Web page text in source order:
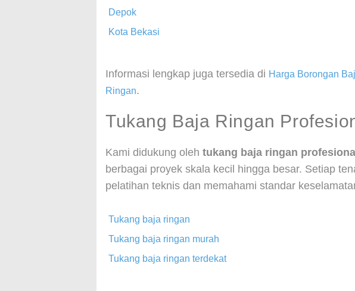
Depok
Kota Bekasi
Informasi lengkap juga tersedia di Harga Borongan
Ringan.
Tukang Baja Ringan
Kami didukung oleh tukang baja ringan profesional
berbagai proyek skala kecil hingga besar. Setiap
pelatihan teknis dan memahami standar
Tukang baja ringan
Tukang baja ringan murah
Tukang baja ringan terdekat